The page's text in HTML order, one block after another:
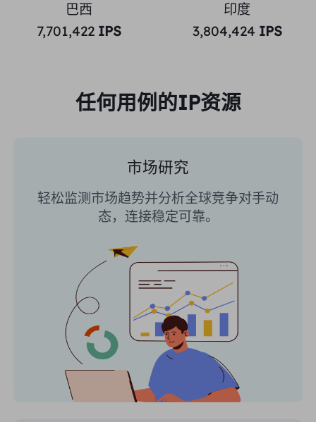
巴西
7,701,422 IPS
印度
3,804,424 IPS
任何用例的IP资源
市场研究
轻松监测市场趋势并分析全球竞争对手动
态，连接稳定可靠。